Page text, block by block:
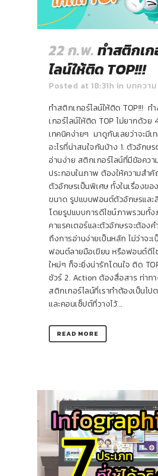
22 ก.พ. ทำสติกเ
ไลน์ให้ติด TOP!!!
Posted at 18:31h in บทความ
ทำสติกเกอร์ไลน์ให้ติด TOP!!! ท
เกอร์ไลน์ให้ติด TOP ไม่ยากด้วย
เทคนิคง่ายๆ มาดูกันเลยว่าจะมีเ
อะไรที่น่าสนใจกันบ้าง 1. ตัวอักษ
อ่านง่าย สติกเกอร์ไลน์ที่มีข้อควา
ประกอบในภาพ ต้องให้ความสำ
ตัวอักษรเป็นพิเศษ ทั้งในเรื่องของ
ขนาด รูปแบบฟอนต์ตัวอักษรและ
โดยรูปแบบการดีไซน์ภาพรวมทั้
คาแรคเตอร์และตัวอักษรจะต้องค
ถึงการอ่านง่ายเป็นหลัก ไม่ว่าจะเ
ฟอนต์ลายมือเขียน หรือฟอนต์ดีไ
ใหม่ๆ ก็จะยิ่งน่ารักโดนใจ ติด
ชัวร์ 2. Action ต้องสื่อสาร ท่าท
สติกเกอร์ไลน์ที่เราทำต้องเป็นไป
และคอนเซ็ปต์ที่วางไว้...
READ MORE